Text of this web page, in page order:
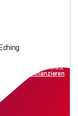
inkl.MwSt.
finanzieren